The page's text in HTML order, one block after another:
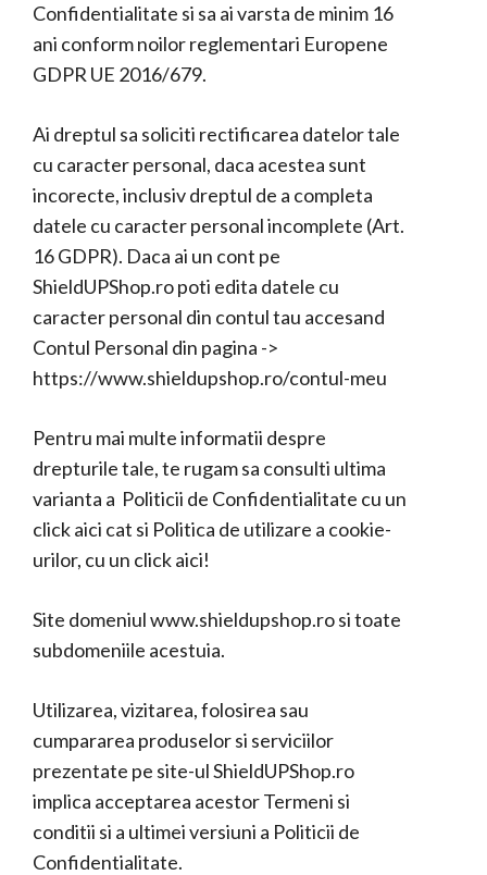
Confidentialitate si sa ai varsta de minim 16
ani conform noilor reglementari Europene
GDPR UE 2016/679.
Ai dreptul sa soliciti rectificarea datelor tale
cu caracter personal, daca acestea sunt
incorecte, inclusiv dreptul de a completa
datele cu caracter personal incomplete (Art.
16 GDPR). Daca ai un cont pe
ShieldUPShop.ro poti edita datele cu
caracter personal din contul tau accesand
Contul Personal din pagina ->
https://www.shieldupshop.ro/contul-meu
Pentru mai multe informatii despre
drepturile tale, te rugam sa consulti ultima
varianta a Politicii de Confidentialitate cu un
click aici cat si Politica de utilizare a cookie-
urilor, cu un click aici!
Site domeniul www.shieldupshop.ro si toate
subdomeniile acestuia.
Utilizarea, vizitarea, folosirea sau
cumpararea produselor si serviciilor
prezentate pe site-ul ShieldUPShop.ro
implica acceptarea acestor Termeni si
conditii si a ultimei versiuni a Politicii de
Confidentialitate.